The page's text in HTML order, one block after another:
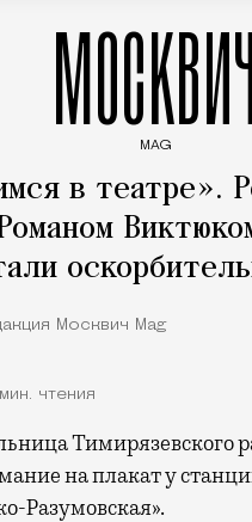
MAG
в театре».
Москвич Mag
чтения
Тимирязевского
на плакат у
Разумовская».